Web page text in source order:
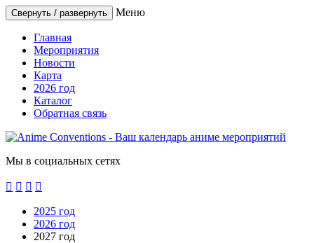
Свернуть / развернуть Меню
Главная
Мероприятия
Новости
Карта
2026 год
Каталог
Обратная связь
Мы в социальных сетях
   
2025 год
2026 год
2027 год